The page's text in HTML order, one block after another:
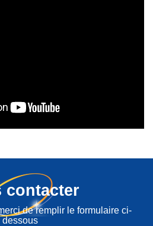
contacter
de remplir le formulaire ci-
dessous